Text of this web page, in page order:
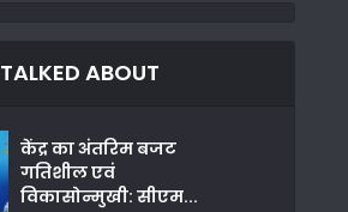
TALKED ABOUT
केंद्र का अंतरिम बजट
गतिशील एवं
विकासोन्मुखी: सीएम...